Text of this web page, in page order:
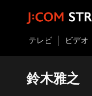
テレビ ビデオ
鈴木雅之